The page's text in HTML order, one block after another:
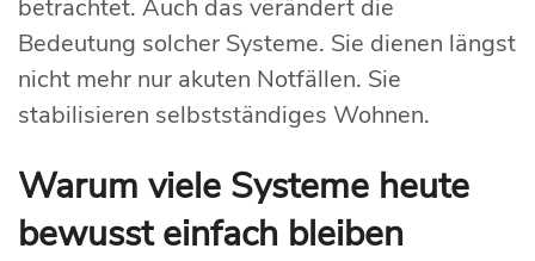
betrachtet. Auch das verändert die
Bedeutung solcher Systeme. Sie dienen längst
nicht mehr nur akuten Notfällen. Sie
stabilisieren selbstständiges Wohnen.
Warum viele Systeme heute
bewusst einfach bleiben